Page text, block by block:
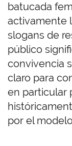
batucada
activamente
slogans de
público
convivencia
claro para
en particular
por el